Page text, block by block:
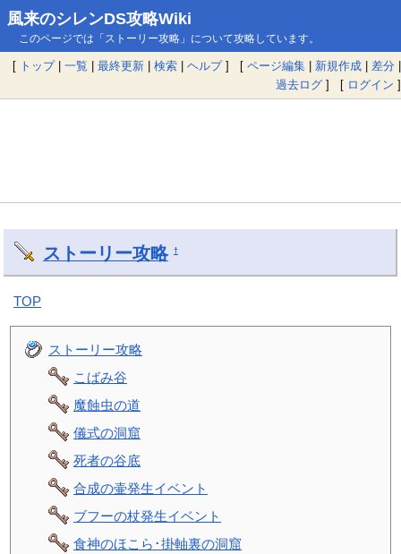
風来のシレンDS攻略Wiki
このページでは「ストーリー攻略」について攻略しています。
[ トップ| 一覧 | 最終更新 | 検索 | ヘルプ] [ ページ編集 | 新規作成 | 差分 |
過去ログ ] [ ログイン ]
ストーリー攻略 †
TOP
ストーリー攻略
こばみ谷
魔蝕虫の道
儀式の洞窟
死者の谷底
合成の壷発生イベント
ブフーの杖発生イベント
食神のほこら･掛軸裏の洞窟